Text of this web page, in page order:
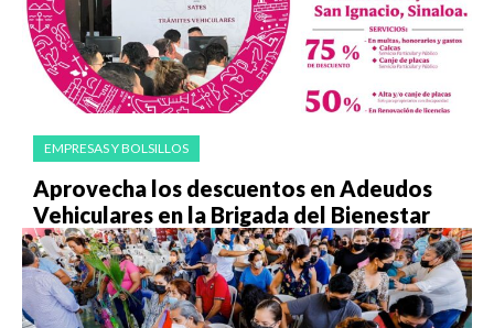
EMPRESAS Y BOLSILLOS
Aprovecha los descuentos en Adeudos
Vehiculares en la Brigada del Bienestar